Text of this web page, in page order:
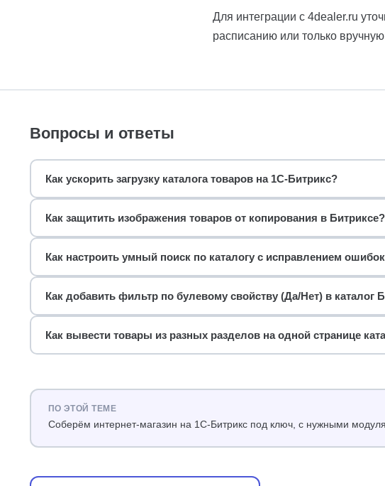
Для интеграции с 4dealer.ru
расписанию или только
Вопросы и ответы
Как ускорить загрузку каталога товаров на 1С-Битрикс?
Как защитить изображения товаров от копирования в Битриксе?
Как настроить умный поиск по каталогу с исправлением
Как добавить фильтр по булевому свойству (Да/Нет) в каталог
Как вывести товары из разных разделов на одной странице
ПО ЭТОЙ ТЕМЕ
Соберём интернет-магазин на 1С-Битрикс под ключ, с нужными